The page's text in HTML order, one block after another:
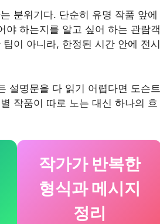
분위기다. 단순히 유명 작품 앞에
야 하는지를 알고 싶어 하는 관람객
이 아니라, 한정된 시간 안에 전시
설명문을 다 읽기 어렵다면 도슨트
작품이 따로 노는 대신 하나의 흐
작가가 반복한
형식과 메시지
정리